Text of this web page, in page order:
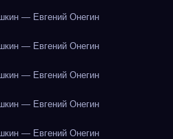
— Евгений Онегин
— Евгений Онегин
— Евгений Онегин
— Евгений Онегин
— Евгений Онегин